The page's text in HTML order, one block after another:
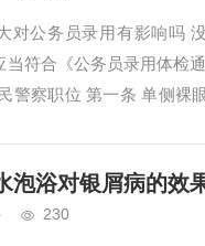
对公务员录用有影响吗
当符合《公务员录用体检
警察职位 第一条 单侧裸
泡浴对银屑病的效
230